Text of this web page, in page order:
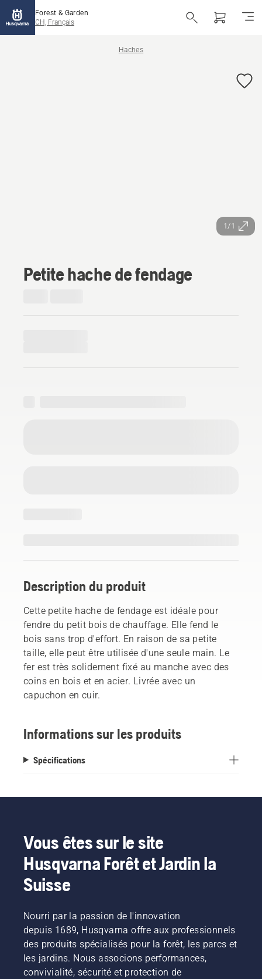
Forest & Garden
CH, Français
Haches
1/1
Petite hache de fendage
Description du produit
Cette petite hache de fendage est idéale pour
fendre du petit bois de chauffage. Elle fend le
bois sans trop d'effort. En raison de sa petite
taille, elle peut être utilisée d'une seule main. Le
fer est très solidement fixé au manche avec des
coins en bois et en acier. Livrée avec un
capuchon en cuir.
Informations sur les produits
Spécifications
Vous êtes sur le site
Husqvarna Forêt et Jardin la
Suisse
Nourri par la passion de l'innovation
depuis 1689, Husqvarna offre aux professionnels
des produits spécialisés pour la forêt, les parcs et
les jardins. Nous associons performances,
convivialité, sécurité et protection de